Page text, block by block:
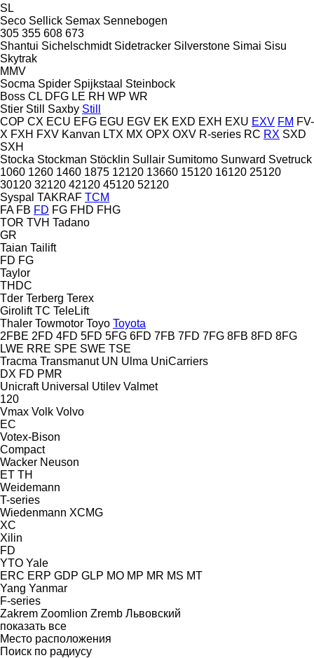
SL
Seco Sellick Semax Sennebogen
305 355 608 673
Shantui Sichelschmidt Sidetracker Silverstone Simai Sisu
Skytrak
MMV
Socma Spider Spijkstaal Steinbock
Boss CL DFG LE RH WP WR
Stier Still Saxby Still
COP CX ECU EFG EGU EGV EK EXD EXH EXU EXV FM FV-
X FXH FXV Kanvan LTX MX OPX OXV R-series RC RX SXD
SXH
Stocka Stockman Stöcklin Sullair Sumitomo Sunward Svetruck
1060 1260 1460 1875 12120 13660 15120 16120 25120
30120 32120 42120 45120 52120
Syspal TAKRAF TCM
FA FB FD FG FHD FHG
TOR TVH Tadano
GR
Taian Tailift
FD FG
Taylor
THDC
Tder Terberg Terex
Girolift TC TeleLift
Thaler Towmotor Toyo Toyota
2FBE 2FD 4FD 5FD 5FG 6FD 7FB 7FD 7FG 8FB 8FD 8FG
LWE RRE SPE SWE TSE
Tracma Transmanut UN Ulma UniCarriers
DX FD PMR
Unicraft Universal Utilev Valmet
120
Vmax Volk Volvo
EC
Votex-Bison
Compact
Wacker Neuson
ET TH
Weidemann
T-series
Wiedenmann XCMG
XC
Xilin
FD
YTO Yale
ERC ERP GDP GLP MO MP MR MS MT
Yang Yanmar
F-series
Zakrem Zoomlion Zremb Львовский
показать все
Место расположения
Поиск по радиусу